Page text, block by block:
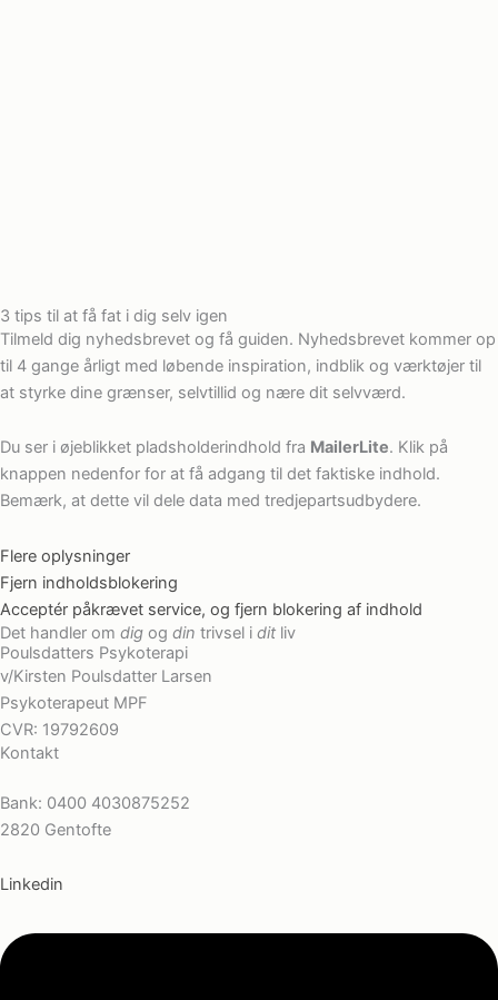
3 tips til at få fat i dig selv igen
Tilmeld dig nyhedsbrevet og få guiden. Nyhedsbrevet kommer op
til 4 gange årligt med løbende inspiration, indblik og værktøjer til
at styrke dine grænser, selvtillid og nære dit selvværd.
Du ser i øjeblikket pladsholderindhold fra MailerLite. Klik på
knappen nedenfor for at få adgang til det faktiske indhold.
Bemærk, at dette vil dele data med tredjepartsudbydere.
Flere oplysninger
Fjern indholdsblokering
Acceptér påkrævet service, og fjern blokering af indhold
Det handler om dig og din trivsel i dit liv
Poulsdatters Psykoterapi
v/Kirsten Poulsdatter Larsen
Psykoterapeut MPF
CVR: 19792609
Kontakt
Bank: 0400 4030875252
2820 Gentofte
Linkedin